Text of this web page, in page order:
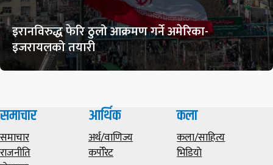
इरानविरुद्ध फेरि ठुलो आक्रमण गर्ने अमेरिका-
इजरायलको तयारी
समाचार
समाचार
राजनीति
आर्थिक
अर्थ/वाणिज्य
कर्पोरेट
कला
कला/साहित्य
भिडियाे